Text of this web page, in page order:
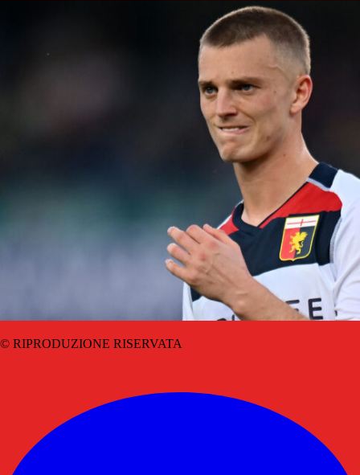
© RIPRODUZIONE RISERVATA